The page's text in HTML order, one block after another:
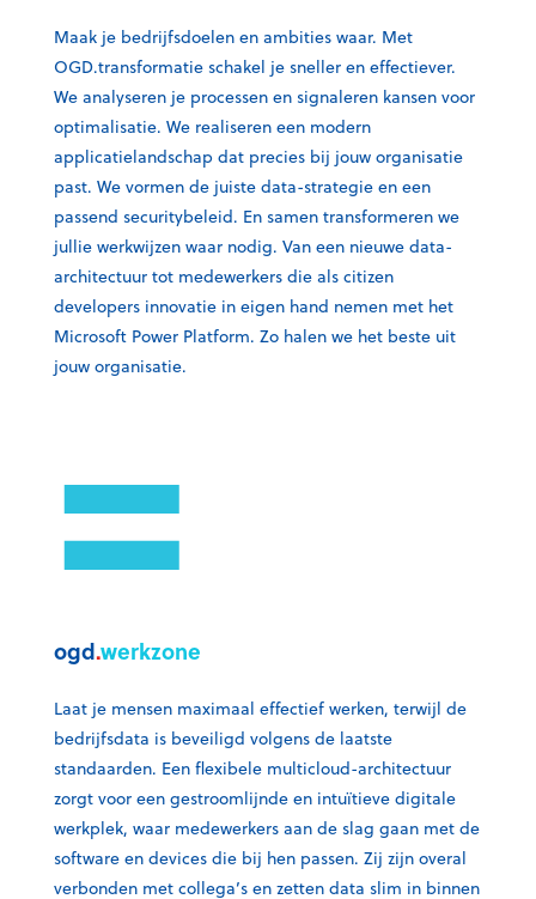
Maak je bedrijfsdoelen en ambities waar. Met
OGD.transformatie schakel je sneller en effectiever.
We analyseren je processen en signaleren kansen voor
optimalisatie. We realiseren een modern
applicatielandschap dat precies bij jouw organisatie
past. We vormen de juiste data-strategie en een
passend securitybeleid. En samen transformeren we
jullie werkwijzen waar nodig. Van een nieuwe data-
architectuur tot medewerkers die als citizen
developers innovatie in eigen hand nemen met het
Microsoft Power Platform. Zo halen we het beste uit
jouw organisatie.
ogd.werkzone
Laat je mensen maximaal effectief werken, terwijl de
bedrijfsdata is beveiligd volgens de laatste
standaarden. Een flexibele multicloud-architectuur
zorgt voor een gestroomlijnde en intuïtieve digitale
werkplek, waar medewerkers aan de slag gaan met de
software en devices die bij hen passen. Zij zijn overal
verbonden met collega’s en zetten data slim in binnen